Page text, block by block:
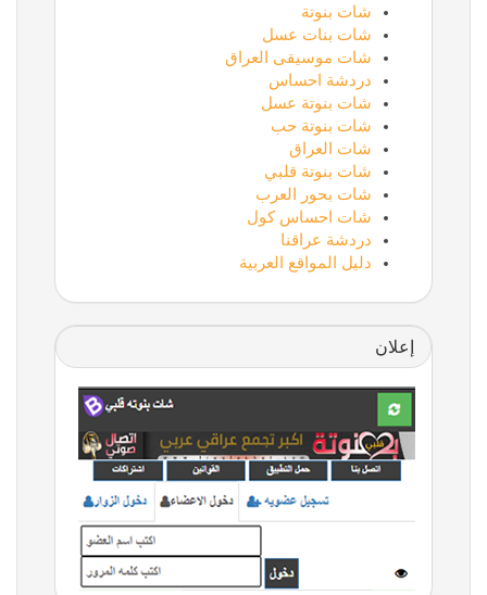
شات بنوتة
شات بنات عسل
شات موسيقى العراق
دردشة احساس
شات بنوتة عسل
شات بنوتة حب
شات العراق
شات بنوتة قلبي
شات بحور العرب
شات احساس كول
دردشة عراقنا
دليل المواقع العربية
إعلان